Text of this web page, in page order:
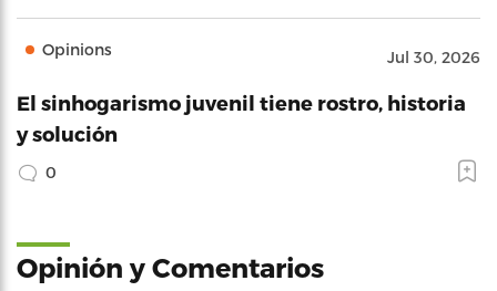
Opinions Jul 30, 2026
El sinhogarismo juvenil tiene rostro, historia
y solución
0
Opinión y Comentarios